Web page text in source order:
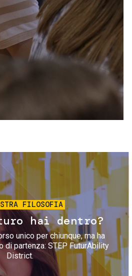
Biglietti
Immagine
FILOSOFIA
hai dentro?
unico per chiunque, ma ha
di partenza: STEP FuturAbility
District.